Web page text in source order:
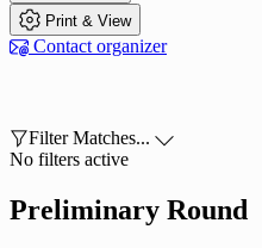
 Print & View
 Contact organizer
Filter Matches... 
No filters active
Preliminary Round